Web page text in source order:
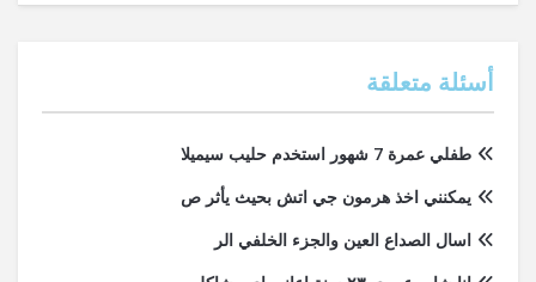
أسئلة متعلقة
طفلي عمرة 7 شهور استخدم حليب سيميلا
يمكنني اخذ هرمون جي اتش بحيث يأثر ص
اسال الصداع العين والجزء الخلفي الر